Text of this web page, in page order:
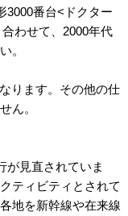
3000番台<ドクター
わせて、2000年代
。
ります。その他の仕
ん。
が見直されていま
ティビティとされて
地を新幹線や在来線